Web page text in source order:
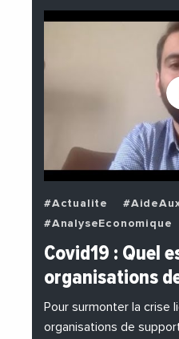
#Actualite
#AnalyseEconomique
#BuzzNews
#EnDirectDe
#Institutions
Covid19 : Quel
organisations
Pour surmonter la crise
organisations de